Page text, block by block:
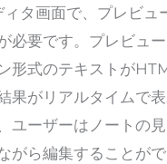
タ画面で、プレビュ
必要です。プレビュ
形式のテキストが
果がリアルタイムで
ユーザーはノートの
がら編集することがで